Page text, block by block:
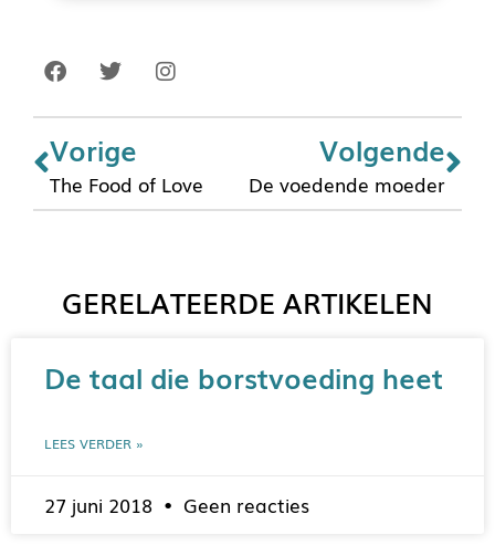
Vorige
The Food of Love
Volgende
De voedende moeder
GERELATEERDE ARTIKELEN
De taal die borstvoeding heet
LEES VERDER »
27 juni 2018 Geen reacties